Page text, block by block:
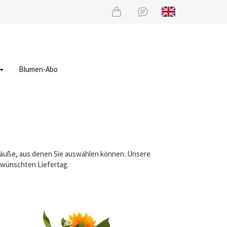
Blumen-Abo
aus denen Sie auswählen können. Unsere
Liefertag.